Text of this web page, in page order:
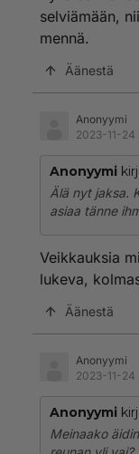
selviämään,
mennä.
Äänestä
Anonyymi
2023-11-24
Anonyymi
Älä nyt jaksa.
asiaa tänne
Veikkauksia
lukeva,
Äänestä
Anonyymi
2023-11-24
Anonyymi
Meinaako